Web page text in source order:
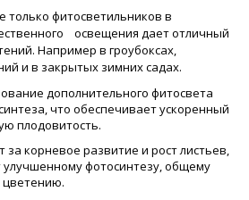
только фитосветильников в
освещения дает отличный
Например в гроубоксах,
и в закрытых зимних садах.
дополнительного фитосвета
что обеспечивает ускоренный
плодовитость.
за корневое развитие и рост листьев,
улучшенному фотосинтезу, общему
цветению.